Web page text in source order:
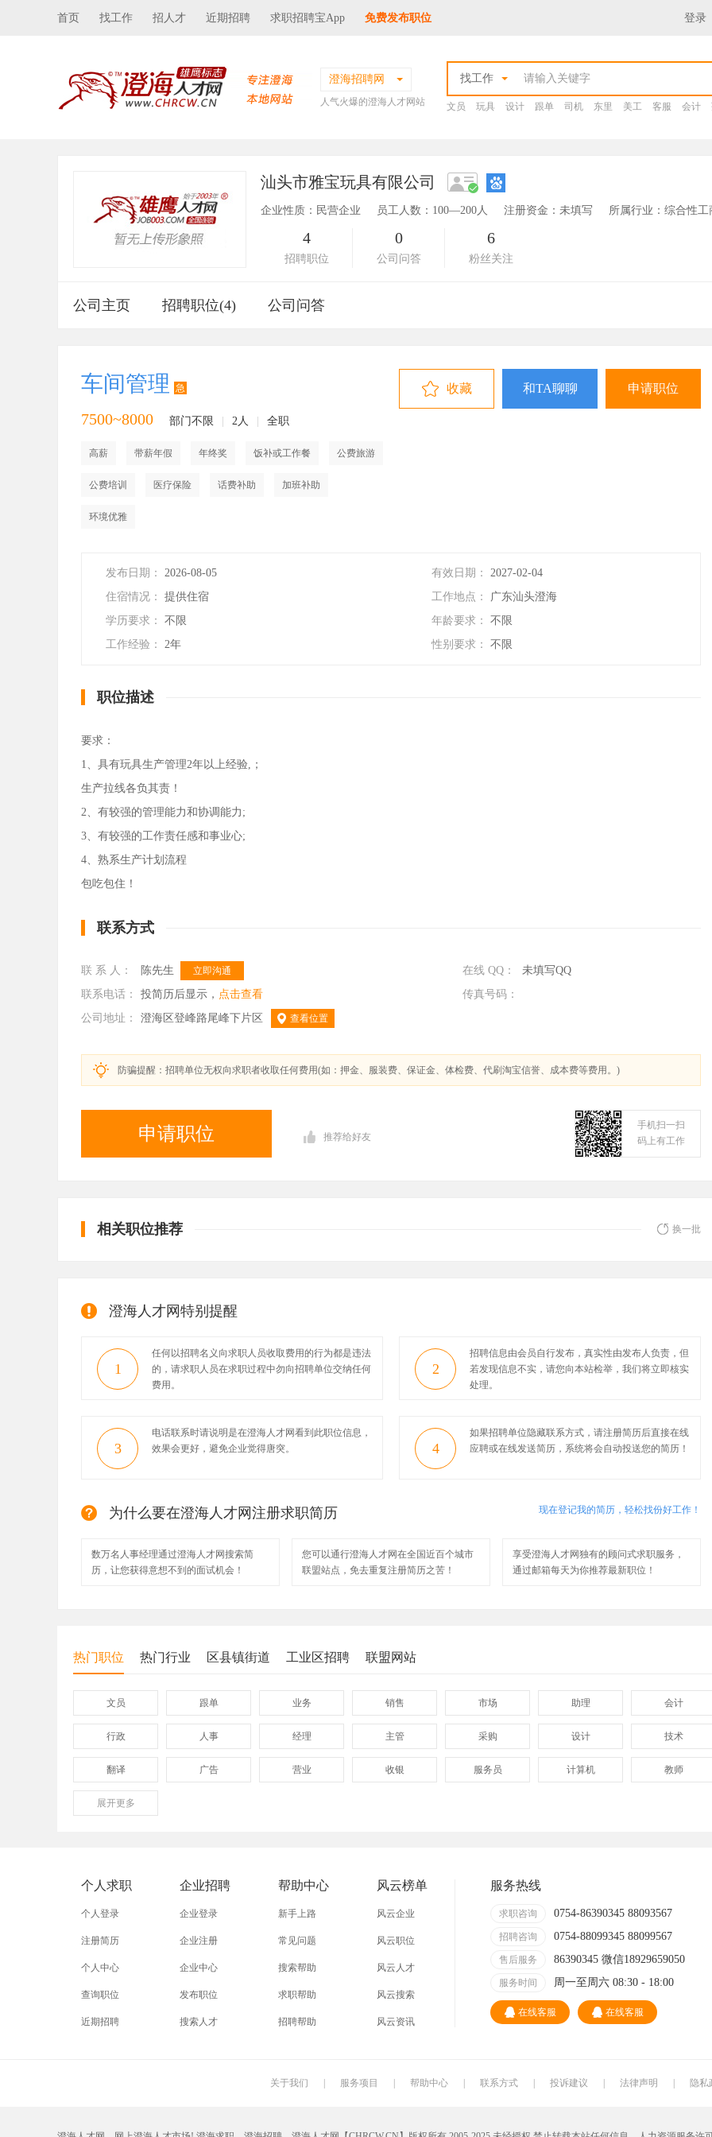
首页 找工作 招人才 近期招聘 求职招聘宝App 免费发布职位 登录
澄海招聘网
人气火爆的澄海人才网站
找工作
文员 玩具 设计 跟单 司机 东里 美工 客服 会计
汕头市雅宝玩具有限公司
企业性质：民营企业 员工人数：100—200人 注册资金：未填写 所属行业：综合性工
4
招聘职位
0
公司问答
6
粉丝关注
公司主页 招聘职位(4) 公司问答
车间管理 急
7500~8000 部门不限 2人 全职
高薪 带薪年假 年终奖 饭补或工作餐 公费旅游
公费培训 医疗保险 话费补助 加班补助
环境优雅
收藏 和TA聊聊 申请职位
发布日期： 2026-08-05 有效日期：
2027-02-04
住宿情况：
提供住宿 工作地点：
广东汕头澄海
学历要求：
不限 年龄要求：
不限
工作经验：
2年 性别要求： 不限
职位描述
要求：
1、具有玩具生产管理2年以上经验,；
生产拉线各负其责！
2、有较强的管理能力和协调能力;
3、有较强的工作责任感和事业心;
4、熟系生产计划流程
包吃包住！
联系方式
联 系 人： 陈先生 立即沟通 在线 QQ：
未填写QQ
联系电话：
投简历后显示， 点击查看
传真号码：
公司地址：
澄海区登峰路尾峰下片区 查看位置
防骗提醒：招聘单位无权向求职者收取任何费用(如：押金、服装费、保证金、体检费、代刷淘宝信誉、成本费等费用。)
申请职位 推荐给好友
手机扫一扫
码上有工作
相关职位推荐 换一批
澄海人才网特别提醒
1
任何以招聘名义向求职人员收取费用的行为都是违法
的，请求职人员在求职过程中勿向招聘单位交纳任何
费用。
2
招聘信息由会员自行发布，真实性由发布人负责，但
若发现信息不实，请您向本站检举，我们将立即核实
处理。
3
电话联系时请说明是在澄海人才网看到此职位信息，
效果会更好，避免企业觉得唐突。
4
如果招聘单位隐藏联系方式，请注册简历后直接在线
应聘或在线发送简历，系统将会自动投送您的简历！
为什么要在澄海人才网注册求职简历 现在登记我的简历，轻松找份好工作！
数万名人事经理通过澄海人才网搜索简
历，让您获得意想不到的面试机会！
您可以通行澄海人才网在全国近百个城市
联盟站点，免去重复注册简历之苦！
享受澄海人才网独有的顾问式求职服务，
通过邮箱每天为你推荐最新职位！
热门职位 热门行业 区县镇街道 工业区招聘 联盟网站
文员 跟单 业务 销售 市场 助理 会计
行政 人事 经理 主管 采购 设计 技术
翻译 广告 营业 收银 服务员 计算机 教师
保险
展开更多
个人求职
个人登录
注册简历
个人中心
查询职位
近期招聘
企业招聘
企业登录
企业注册
企业中心
发布职位
搜索人才
帮助中心
新手上路
常见问题
搜索帮助
求职帮助
招聘帮助
风云榜单
风云企业
风云职位
风云人才
风云搜索
风云资讯
服务热线
求职咨询 0754-86390345 88093567
招聘咨询 0754-88099345 88099567
售后服务 86390345 微信18929659050
服务时间 周一至周六 08:30 - 18:00
在线客服 在线客服
关于我们 服务项目 帮助中心 联系方式 投诉建议 法律声明 隐私